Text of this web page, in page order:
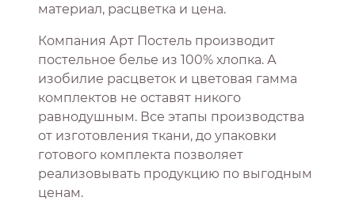
материал, расцветка и цена.
Компания Арт Постель производит
постельное белье из 100% хлопка. А
изобилие расцветок и цветовая гамма
комплектов не оставят никого
равнодушным. Все этапы производства
от изготовления ткани, до упаковки
готового комплекта позволяет
реализовывать продукцию по выгодным
ценам.